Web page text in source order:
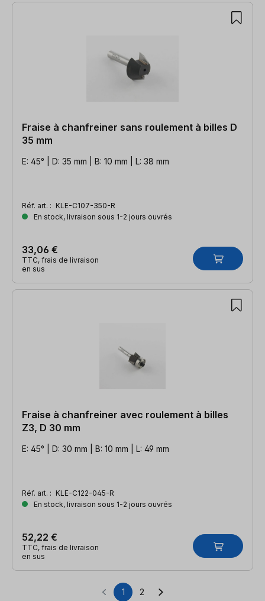
Fraise à chanfreiner sans roulement à billes D
35 mm
E: 45° | D: 35 mm | B: 10 mm | L: 38 mm
Réf. art. : KLE-C107-350-R
En stock, livraison sous 1-2 jours ouvrés
33,06 €
TTC, frais de livraison
en sus
Fraise à chanfreiner avec roulement à billes
Z3, D 30 mm
E: 45° | D: 30 mm | B: 10 mm | L: 49 mm
Réf. art. : KLE-C122-045-R
En stock, livraison sous 1-2 jours ouvrés
52,22 €
TTC, frais de livraison
en sus
Page
1 Page
2